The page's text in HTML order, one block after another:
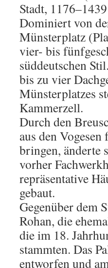
Stadt,
Dominiert von
Münsterplatz
vier- bis
süddeutschen
bis zu vier
Münsterplatzes
Kammerzell.
Durch den
aus den
bringen, änderte
vorher
repräsentative
gebaut.
Gegenüber dem
Rohan, die
die im 18.
stammten. Das
entworfen und